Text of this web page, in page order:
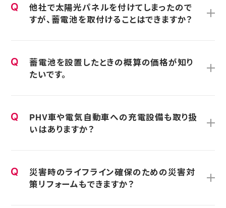
他社で太陽光パネルを付けてしまったので
すが、蓄電池を取付けることはできますか？
蓄電池を設置したときの概算の価格が知り
たいです。
PHV車や電気自動車への充電設備も取り扱
いはありますか？
災害時のライフライン確保のための災害対
策リフォームもできますか？